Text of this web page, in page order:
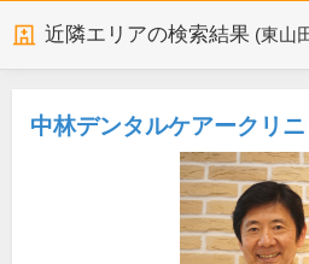
近隣エリアの検索結果 (東山
中林デンタルケアークリニ